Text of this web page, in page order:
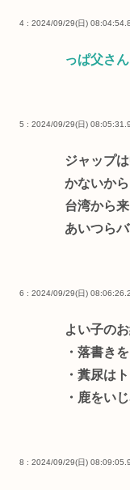
4 : 2024/09/29(日)
っぱ父さん
5 : 2024/09/29(日)
ジャップ
かないから
台湾から
あいつら
6 : 2024/09/29(日)
よい子の
・落書き
・糞尿は
・鹿をい
8 : 2024/09/29(日)